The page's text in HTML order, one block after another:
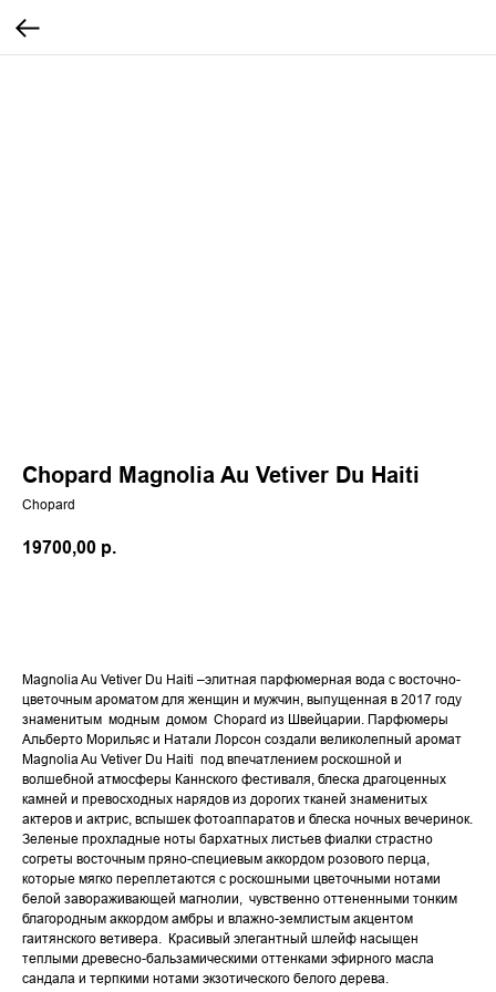
Chopard Magnolia Au Vetiver Du Haiti
Chopard
19700,00 р.
Magnolia Au Vetiver Du Haiti –элитная парфюмерная вода с восточно-
цветочным ароматом для женщин и мужчин, выпущенная в 2017 году
знаменитым модным домом Chopard из Швейцарии. Парфюмеры
Альберто Морильяс и Натали Лорсон создали великолепный аромат
Magnolia Au Vetiver Du Haiti под впечатлением роскошной и
волшебной атмосферы Каннского фестиваля, блеска драгоценных
камней и превосходных нарядов из дорогих тканей знаменитых
актеров и актрис, вспышек фотоаппаратов и блеска ночных вечеринок.
Зеленые прохладные ноты бархатных листьев фиалки страстно
согреты восточным пряно-специевым аккордом розового перца,
которые мягко переплетаются с роскошными цветочными нотами
белой завораживающей магнолии, чувственно оттененными тонким
благородным аккордом амбры и влажно-землистым акцентом
гаитянского ветивера. Красивый элегантный шлейф насыщен
теплыми древесно-бальзамическими оттенками эфирного масла
сандала и терпкими нотами экзотического белого дерева.